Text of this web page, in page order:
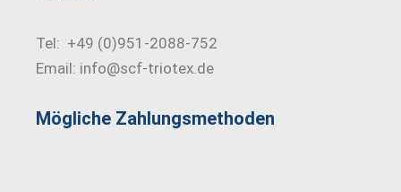
Tel: +49 (0)951-2088-752
Email: info@scf-triotex.de
Mögliche Zahlungs­methoden